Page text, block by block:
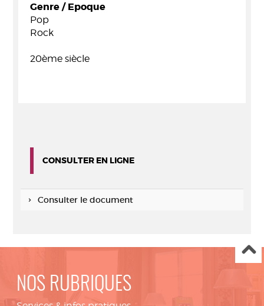
Genre / Epoque
Pop
Rock
20ème siècle
CONSULTER EN LIGNE
Consulter le document
NOS RUBRIQUES